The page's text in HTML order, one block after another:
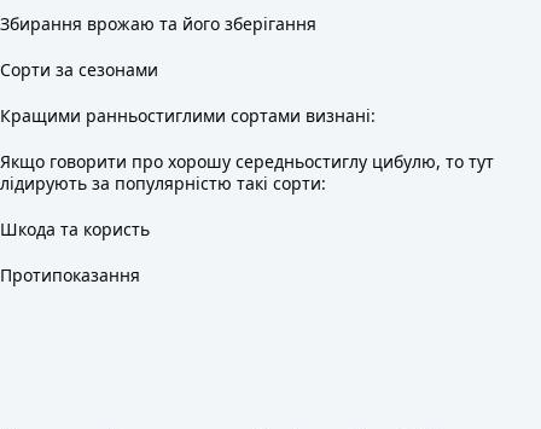
Збирання врожаю та його зберігання
Сорти за сезонами
Кращими ранньостиглими сортами визнані:
Якщо говорити про хорошу середньостиглу цибулю, то тут
лідирують за популярністю такі сорти:
Шкода та користь
Протипоказання